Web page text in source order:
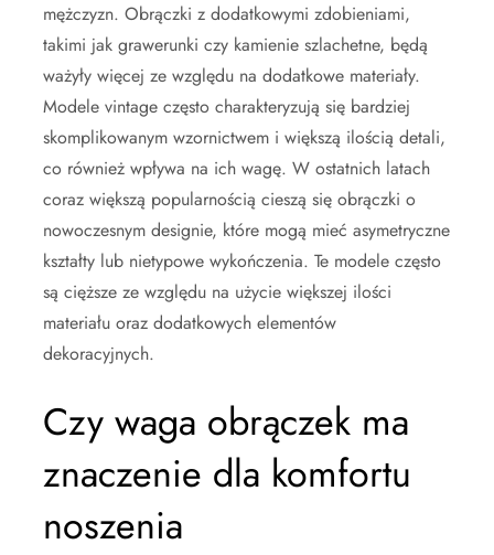
mężczyzn. Obrączki z dodatkowymi zdobieniami,
takimi jak grawerunki czy kamienie szlachetne, będą
ważyły więcej ze względu na dodatkowe materiały.
Modele vintage często charakteryzują się bardziej
skomplikowanym wzornictwem i większą ilością detali,
co również wpływa na ich wagę. W ostatnich latach
coraz większą popularnością cieszą się obrączki o
nowoczesnym designie, które mogą mieć asymetryczne
kształty lub nietypowe wykończenia. Te modele często
są cięższe ze względu na użycie większej ilości
materiału oraz dodatkowych elementów
dekoracyjnych.
Czy waga obrączek ma
znaczenie dla komfortu
noszenia